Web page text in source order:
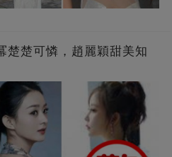
楚楚可憐，趙麗穎甜美知